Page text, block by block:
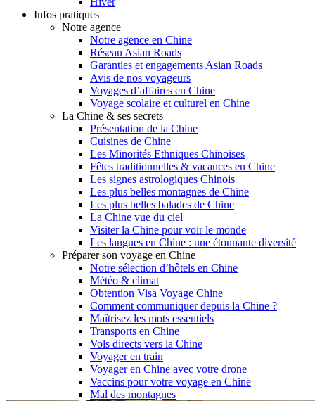
Infos pratiques
Notre agence
Notre agence en Chine
Réseau Asian Roads
Garanties et engagements Asian Roads
Avis de nos voyageurs
Voyages d’affaires en Chine
Voyage scolaire et culturel en Chine
La Chine & ses secrets
Présentation de la Chine
Cuisines de Chine
Les Minorités Ethniques Chinoises
Fêtes traditionnelles & vacances en Chine
Les signes astrologiques Chinois
Les plus belles montagnes de Chine
Les plus belles balades de Chine
La Chine vue du ciel
Visiter la Chine pour voir le monde
Les langues en Chine : une étonnante diversité
Préparer son voyage en Chine
Notre sélection d’hôtels en Chine
Météo & climat
Obtention Visa Voyage Chine
Comment communiquer depuis la Chine ?
Maîtrisez les mots essentiels
Transports en Chine
Vols directs vers la Chine
Voyager en train
Voyager en Chine avec votre drone
Vaccins pour votre voyage en Chine
Mal des montagnes